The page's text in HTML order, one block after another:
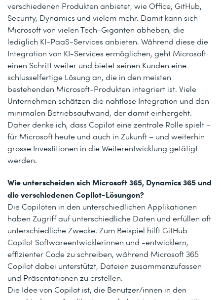
verschiedenen Produkten anbietet, wie Office, GitHub,
Security, Dynamics und vielem mehr. Damit kann sich
Microsoft von vielen Tech-Giganten abheben, die
lediglich KI-PaaS-Services anbieten. Während diese die
Integration von KI-Services ermöglichen, geht Microsoft
einen Schritt weiter und bietet seinen Kunden eine
schlüsselfertige Lösung an, die in den meisten
bestehenden Microsoft-Produkten integriert ist. Viele
Unternehmen schätzen die nahtlose Integration und den
minimalen Betriebsaufwand, der damit einhergeht.
Daher denke ich, dass Copilot eine zentrale Rolle spielt –
für Microsoft heute und auch in Zukunft – und weiterhin
grosse Investitionen in die Weiterentwicklung getätigt
werden.
Wie unterscheiden sich Microsoft 365, Dynamics 365 und
die verschiedenen Copilot-Lösungen?
Die Copiloten in den unterschiedlichen Applikationen
haben Zugriff auf unterschiedliche Daten und erfüllen oft
unterschiedliche Zwecke. Zum Beispiel hilft GitHub
Copilot Softwareentwicklerinnen und -entwicklern,
effizienter Code zu schreiben, während Microsoft 365
Copilot dabei unterstützt, Dateien zusammenzufassen
und Präsentationen zu erstellen.
Die Idee von Copilot ist, die Benutzer/innen in den